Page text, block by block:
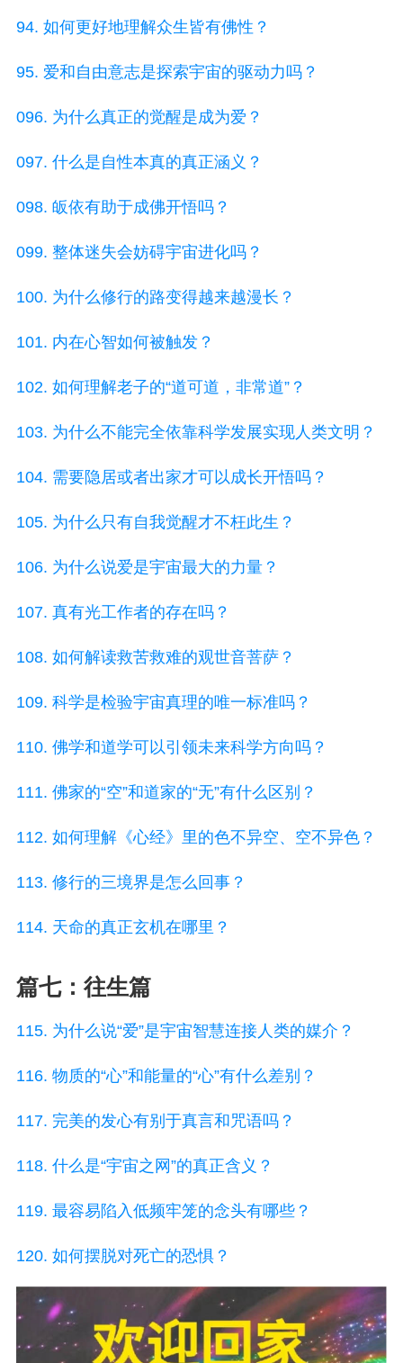
94. 如何更好地理解众生皆有佛性？
95. 爱和自由意志是探索宇宙的驱动力吗？
096. 为什么真正的觉醒是成为爱？
097. 什么是自性本真的真正涵义？
098. 皈依有助于成佛开悟吗？
099. 整体迷失会妨碍宇宙进化吗？
100. 为什么修行的路变得越来越漫长？
101. 内在心智如何被触发？
102. 如何理解老子的“道可道，非常道”？
103. 为什么不能完全依靠科学发展实现人类文明？
104. 需要隐居或者出家才可以成长开悟吗？
105. 为什么只有自我觉醒才不枉此生？
106. 为什么说爱是宇宙最大的力量？
107. 真有光工作者的存在吗？
108. 如何解读救苦救难的观世音菩萨？
109. 科学是检验宇宙真理的唯一标准吗？
110. 佛学和道学可以引领未来科学方向吗？
111. 佛家的“空”和道家的“无”有什么区别？
112. 如何理解《心经》里的色不异空、空不异色？
113. 修行的三境界是怎么回事？
114. 天命的真正玄机在哪里？
篇七：往生篇
115. 为什么说“爱”是宇宙智慧连接人类的媒介？
116. 物质的“心”和能量的“心”有什么差别？
117. 完美的发心有别于真言和咒语吗？
118. 什么是“宇宙之网”的真正含义？
119. 最容易陷入低频牢笼的念头有哪些？
120. 如何摆脱对死亡的恐惧？